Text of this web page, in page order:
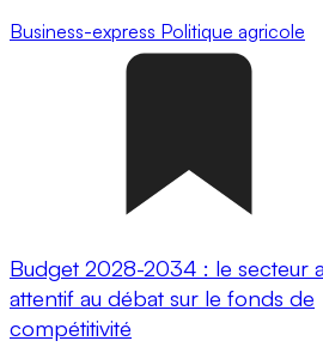
Business-express Politique agricole
Budget 2028-2034 : le secteur
attentif au débat sur le fonds de
compétitivité